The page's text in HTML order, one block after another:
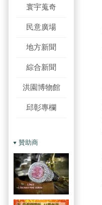
寰宇蒐奇
民意廣場
地方新聞
綜合新聞
洪園博物館
邱彰專欄
贊助商